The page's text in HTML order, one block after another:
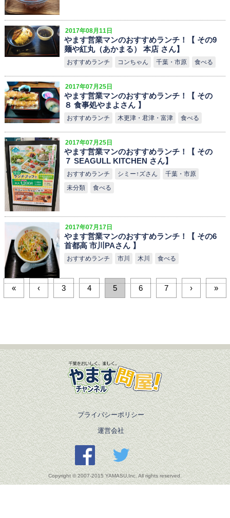
2017年08月11日
やます営業マンのおすすめランチ！【 その9
麺や紅丸（あかまる） 本店 さん】
おすすめランチ コンちゃん 千葉・市原 食べる
2017年07月25日
やます営業マンのおすすめランチ！【 その
８ 食事処やまよさん 】
おすすめランチ 木更津・君津・富津 食べる
2017年07月25日
やます営業マンのおすすめランチ！【 その
７ SEAGULL KITCHEN さん】
おすすめランチ シミー↑ズさん 千葉・市原
未分類 食べる
2017年07月17日
やます営業マンのおすすめランチ！【 その6
首都高 市川PAさん 】
おすすめランチ 市川 木川 食べる
« ‹ 3 4 5 6 7 › »
プライバシーポリシー
運営会社
Copyright © 2007-2015 YAMASU,Inc. All rights reserved.